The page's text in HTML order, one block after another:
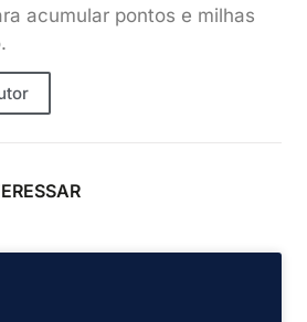
acumular pontos e milhas